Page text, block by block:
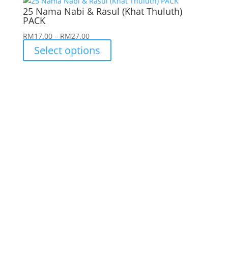
RM1,710.00.RM49.00.
25 Nama Nabi & Rasul (Khat Thuluth)
PACK
RM17.00 – RM27.00Price
range:
RM17.00
Select options